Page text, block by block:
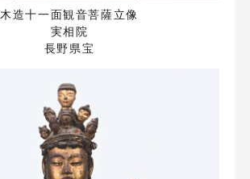
木造十一面観音菩薩立像
実相院
長野県宝